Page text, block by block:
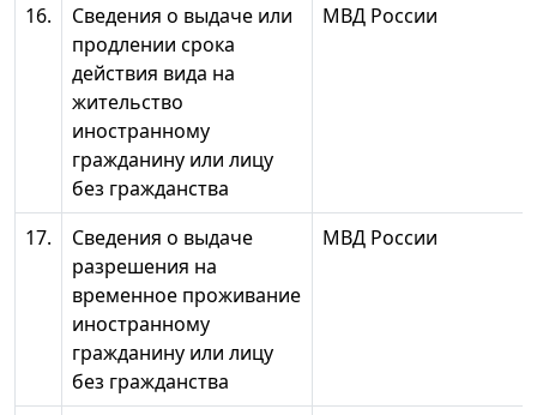
16.
Сведения о выдаче или
продлении срока
действия вида на
жительство
иностранному
гражданину или лицу
без гражданства
МВД России
17.
Сведения о выдаче
разрешения на
временное проживание
иностранному
гражданину или лицу
без гражданства
МВД России